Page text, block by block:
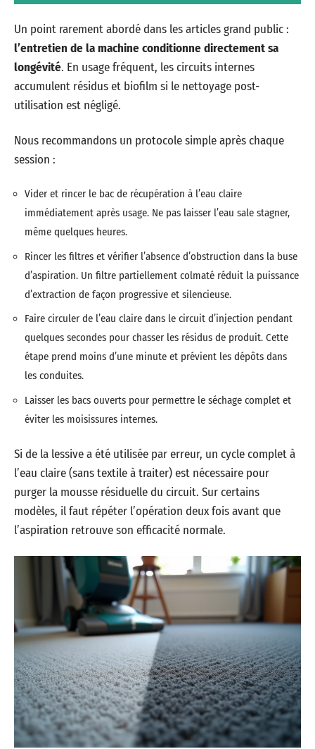
Un point rarement abordé dans les articles grand public :
l’entretien de la machine conditionne directement sa
longévité. En usage fréquent, les circuits internes
accumulent résidus et biofilm si le nettoyage post-
utilisation est négligé.
Nous recommandons un protocole simple après chaque
session :
Vider et rincer le bac de récupération à l’eau claire
immédiatement après usage. Ne pas laisser l’eau sale stagner,
même quelques heures.
Rincer les filtres et vérifier l’absence d’obstruction dans la buse
d’aspiration. Un filtre partiellement colmaté réduit la puissance
d’extraction de façon progressive et silencieuse.
Faire circuler de l’eau claire dans le circuit d’injection pendant
quelques secondes pour chasser les résidus de produit. Cette
étape prend moins d’une minute et prévient les dépôts dans
les conduites.
Laisser les bacs ouverts pour permettre le séchage complet et
éviter les moisissures internes.
Si de la lessive a été utilisée par erreur, un cycle complet à
l’eau claire (sans textile à traiter) est nécessaire pour
purger la mousse résiduelle du circuit. Sur certains
modèles, il faut répéter l’opération deux fois avant que
l’aspiration retrouve son efficacité normale.